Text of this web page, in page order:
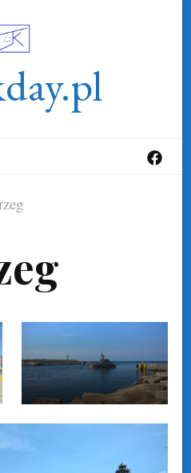
Falochron